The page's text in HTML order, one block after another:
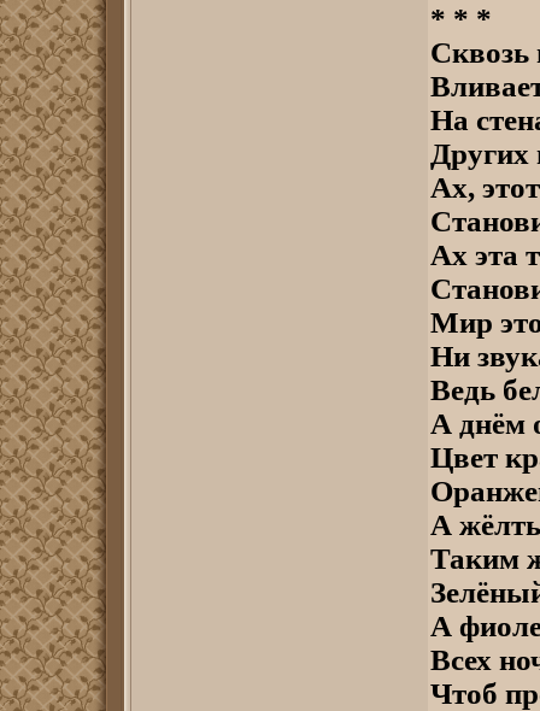
* * *
Сквозь
На
Ах,
Ах эта
Мир
Ни
Ведь
А днём
Цвет
А
Таким
А
Всех
Чтоб